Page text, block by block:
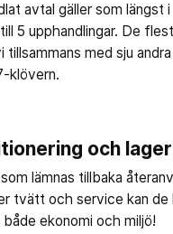
avtal gäller som längst
5 upphandlingar. De
med sju
klövern.
och
lämnas tillbaka
tvätt och service kan de
ekonomi och miljö!